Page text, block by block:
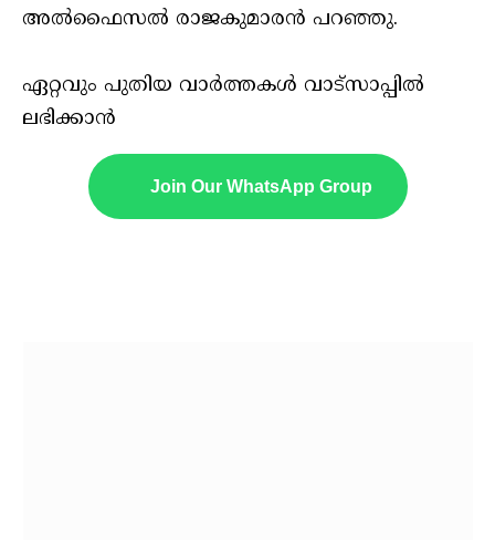
അല്‍ഫൈസല്‍ രാജകുമാരന്‍ പറഞ്ഞു.
ഏറ്റവും പുതിയ വാർത്തകൾ വാട്സാപ്പിൽ
ലഭിക്കാൻ
Join Our WhatsApp Group